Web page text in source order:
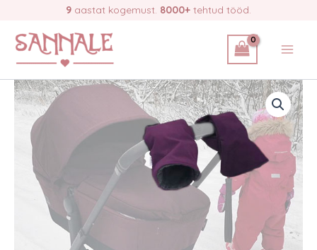
content
9 aastat kogemust. 8000+ tehtud tööd.